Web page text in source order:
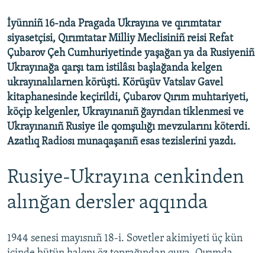
İyünniñ 16-nda Pragada Ukrayına ve qırımtatar
siyasetçisi, Qırımtatar Milliy Meclisiniñ reisi Refat
Çubarov Çeh Cumhuriyetinde yaşağan ya da Rusiyeniñ
Ukrayınağa qarşı tam istilâsı başlağanda kelgen
ukrayınalılarnen körüşti. Körüşüv Vatslav Gavel
kitaphanesinde keçirildi, Çubarov Qırım muhtariyeti,
köçip kelgenler, Ukrayınanıñ ğayrıdan tiklenmesi ve
Ukrayınanıñ Rusiye ile qomşulığı mevzularını köterdi.
Azatlıq Radiosı munaqaşanıñ esas tezislerini yazdı.
Rusiye-Ukrayına cenkinden
alınğan dersler aqqında
1944 senesi mayısnıñ 18-i. Sovetler akimiyeti üç kün